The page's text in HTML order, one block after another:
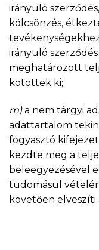
irányuló
kölcsönzés,
irányuló
meghatározott
kötöttek ki;
m)a nem tárgyi
adattartalom
fogyasztó
kezdte meg a
beleegyezésével
tudomásul
követően elveszíti